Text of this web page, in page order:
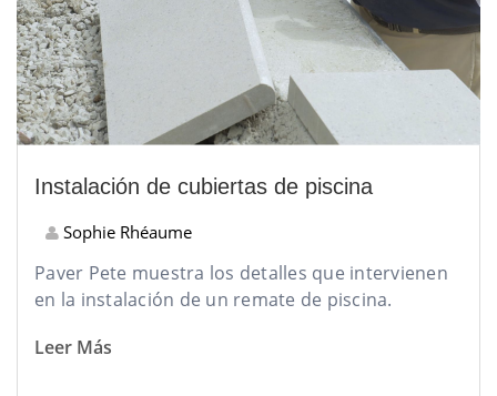
Instalación de cubiertas de piscina
Sophie Rhéaume
Paver Pete muestra los detalles que intervienen
en la instalación de un remate de piscina.
Leer Más